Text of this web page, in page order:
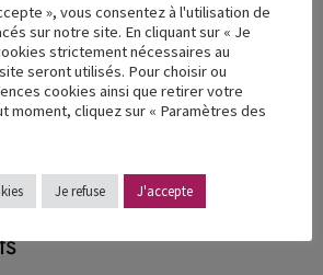
», vous consentez à l'utilisation de
sur notre site. En cliquant sur « Je
strictement nécessaires au
seront utilisés. Pour choisir ou
cookies ainsi que retirer votre
moment, cliquez sur « Paramètres des
Je refuse J'accepte